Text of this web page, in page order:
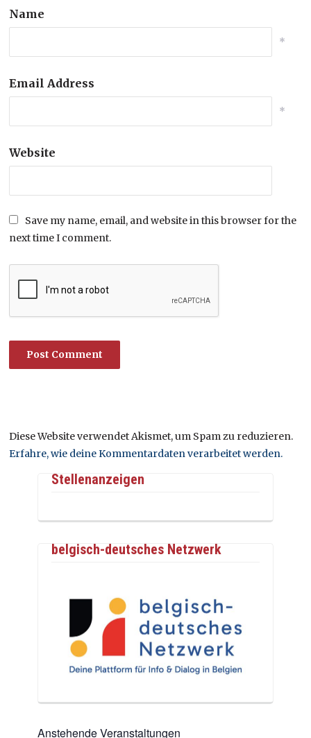
Name
*
Email Address
*
Website
Save my name, email, and website in this browser for the
next time I comment.
Diese Website verwendet Akismet, um Spam zu reduzieren.
Erfahre, wie deine Kommentardaten verarbeitet werden.
Stellenanzeigen
belgisch-deutsches Netzwerk
Anstehende Veranstaltungen